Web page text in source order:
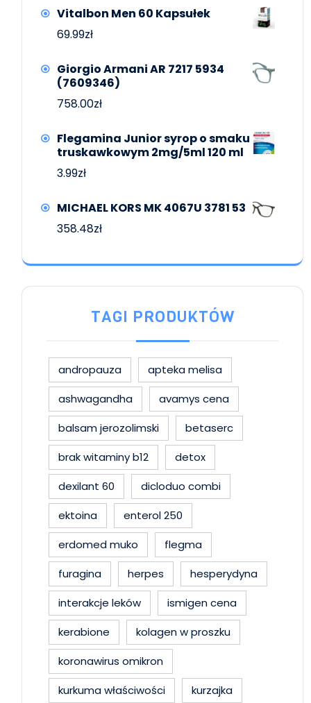
Vitalbon Men 60 Kapsułek
69.99zł
Giorgio Armani AR 7217 5934
(7609346)
758.00zł
Flegamina Junior syrop o smaku
truskawkowym 2mg/5ml 120 ml
3.99zł
MICHAEL KORS MK 4067U 3781 53
358.48zł
TAGI PRODUKTÓW
andropauza
apteka melisa
ashwagandha
avamys cena
balsam jerozolimski
betaserc
brak witaminy b12
detox
dexilant 60
dicloduo combi
ektoina
enterol 250
erdomed muko
flegma
furagina
herpes
hesperydyna
interakcje leków
ismigen cena
kerabione
kolagen w proszku
koronawirus omikron
kurkuma właściwości
kurzajka